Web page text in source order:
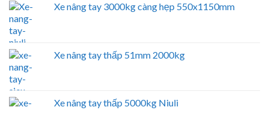
Xe nâng tay 3000kg càng hẹp 550x1150mm
Xe nâng tay thấp 51mm 2000kg
Xe nâng tay thấp 5000kg Niuli